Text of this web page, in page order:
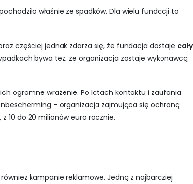
pochodziło właśnie ze spadków. Dla wielu fundacji to
częściej jednak zdarza się, że fundacja dostaje cały
bywa też, że organizacja zostaje wykonawcą
ogromne wrażenie. Po latach kontaktu i zaufania
– organizacja zajmująca się ochroną
, z 10 do 20 milionów euro rocznie.
kampanie reklamowe. Jedną z najbardziej